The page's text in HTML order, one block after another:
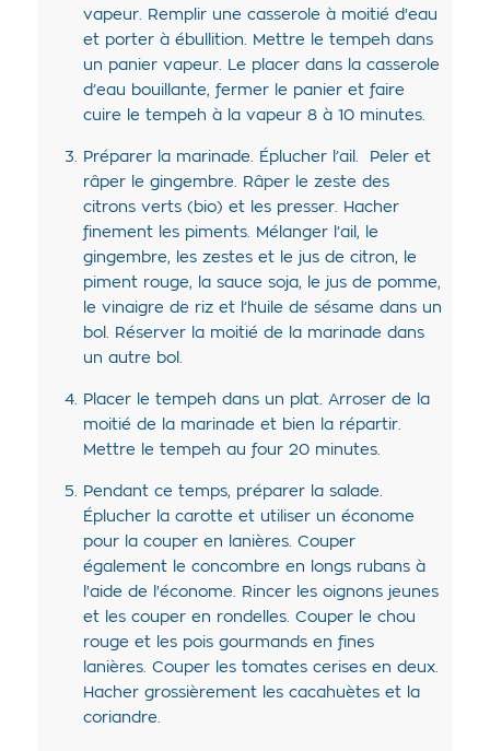
vapeur. Remplir une casserole à moitié d'eau
et porter à ébullition. Mettre le tempeh dans
un panier vapeur. Le placer dans la casserole
d’eau bouillante, fermer le panier et faire
cuire le tempeh à la vapeur 8 à 10 minutes.
Préparer la marinade. Éplucher l’ail. Peler et
râper le gingembre. Râper le zeste des
citrons verts (bio) et les presser. Hacher
finement les piments. Mélanger l’ail, le
gingembre, les zestes et le jus de citron, le
piment rouge, la sauce soja, le jus de pomme,
le vinaigre de riz et l’huile de sésame dans un
bol. Réserver la moitié de la marinade dans
un autre bol.
Placer le tempeh dans un plat. Arroser de la
moitié de la marinade et bien la répartir.
Mettre le tempeh au four 20 minutes.
Pendant ce temps, préparer la salade.
Éplucher la carotte et utiliser un économe
pour la couper en lanières. Couper
également le concombre en longs rubans à
l'aide de l'économe. Rincer les oignons jeunes
et les couper en rondelles. Couper le chou
rouge et les pois gourmands en fines
lanières. Couper les tomates cerises en deux.
Hacher grossièrement les cacahuètes et la
coriandre.